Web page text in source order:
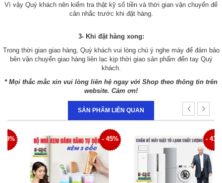
Vì vậy Quý khách nên kiểm tra thật kỹ số tiền và thời gian vận chuyển để
cân nhắc trước khi đặt hàng.
3- Khi đặt hàng xong:
Trong thời gian giao hàng, Quý khách vui lòng chú ý nghe máy để đảm bảo
bên vận chuyển giao hàng liên lạc kịp thời giao sản phẩm đến tay Quý
khách.
* Mọi thắc mắc xin vui lòng liên hệ ngay với Shop theo thông tin trên
website. Cảm ơn!
SẢN PHẨM LIÊN QUAN
- 45% - 43%